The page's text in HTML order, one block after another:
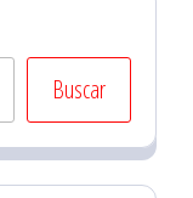
Buscar